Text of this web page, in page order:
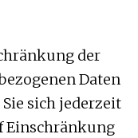
der
Daten
sich jederzeit
Einschränkung